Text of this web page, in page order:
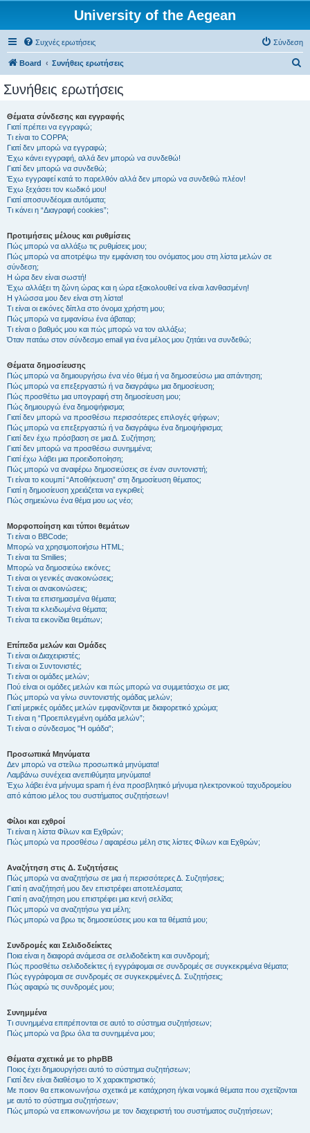
University of the Aegean
Συχνές ερωτήσεις Σύνδεση
Board Συνήθεις ερωτήσεις
Συνήθεις ερωτήσεις
Θέματα σύνδεσης και εγγραφής
Γιατί πρέπει να εγγραφώ;
Τι είναι το COPPA;
Γιατί δεν μπορώ να εγγραφώ;
Έχω κάνει εγγραφή, αλλά δεν μπορώ να συνδεθώ!
Γιατί δεν μπορώ να συνδεθώ;
Έχω εγγραφεί κατά το παρελθόν αλλά δεν μπορώ να συνδεθώ πλέον!
Έχω ξεχάσει τον κωδικό μου!
Γιατί αποσυνδέομαι αυτόματα;
Τι κάνει η “Διαγραφή cookies”;
Προτιμήσεις μέλους και ρυθμίσεις
Πώς μπορώ να αλλάξω τις ρυθμίσεις μου;
Πώς μπορώ να αποτρέψω την εμφάνιση του ονόματος μου στη λίστα μελών σε
σύνδεση;
Η ώρα δεν είναι σωστή!
Έχω αλλάξει τη ζώνη ώρας και η ώρα εξακολουθεί να είναι λανθασμένη!
Η γλώσσα μου δεν είναι στη λίστα!
Τι είναι οι εικόνες δίπλα στο όνομα χρήστη μου;
Πώς μπορώ να εμφανίσω ένα άβαταρ;
Τι είναι ο βαθμός μου και πώς μπορώ να τον αλλάξω;
Όταν πατάω στον σύνδεσμο email για ένα μέλος μου ζητάει να συνδεθώ;
Θέματα δημοσίευσης
Πώς μπορώ να δημιουργήσω ένα νέο θέμα ή να δημοσιεύσω μια απάντηση;
Πώς μπορώ να επεξεργαστώ ή να διαγράψω μια δημοσίευση;
Πώς προσθέτω μια υπογραφή στη δημοσίευση μου;
Πώς δημιουργώ ένα δημοψήφισμα;
Γιατί δεν μπορώ να προσθέσω περισσότερες επιλογές ψήφων;
Πώς μπορώ να επεξεργαστώ ή να διαγράψω ένα δημοψήφισμα;
Γιατί δεν έχω πρόσβαση σε μια Δ. Συζήτηση;
Γιατί δεν μπορώ να προσθέσω συνημμένα;
Γιατί έχω λάβει μια προειδοποίηση;
Πώς μπορώ να αναφέρω δημοσιεύσεις σε έναν συντονιστή;
Τι είναι το κουμπί “Αποθήκευση” στη δημοσίευση θέματος;
Γιατί η δημοσίευση χρειάζεται να εγκριθεί;
Πώς σημειώνω ένα θέμα μου ως νέο;
Μορφοποίηση και τύποι θεμάτων
Τι είναι ο BBCode;
Μπορώ να χρησιμοποιήσω HTML;
Τι είναι τα Smilies;
Μπορώ να δημοσιεύω εικόνες;
Τι είναι οι γενικές ανακοινώσεις;
Τι είναι οι ανακοινώσεις;
Τι είναι τα επισημασμένα θέματα;
Τι είναι τα κλειδωμένα θέματα;
Τι είναι τα εικονίδια θεμάτων;
Επίπεδα μελών και Ομάδες
Τι είναι οι Διαχειριστές;
Τι είναι οι Συντονιστές;
Τι είναι οι ομάδες μελών;
Πού είναι οι ομάδες μελών και πώς μπορώ να συμμετάσχω σε μια;
Πώς μπορώ να γίνω συντονιστής ομάδας μελών;
Γιατί μερικές ομάδες μελών εμφανίζονται με διαφορετικό χρώμα;
Τι είναι η “Προεπιλεγμένη ομάδα μελών”;
Τι είναι ο σύνδεσμος "Η ομάδα”;
Προσωπικά Μηνύματα
Δεν μπορώ να στείλω προσωπικά μηνύματα!
Λαμβάνω συνέχεια ανεπιθύμητα μηνύματα!
Έχω λάβει ένα μήνυμα spam ή ένα προσβλητικό μήνυμα ηλεκτρονικού ταχυδρομείου
από κάποιο μέλος του συστήματος συζητήσεων!
Φίλοι και εχθροί
Τι είναι η λίστα Φίλων και Εχθρών;
Πώς μπορώ να προσθέσω / αφαιρέσω μέλη στις λίστες Φίλων και Εχθρών;
Αναζήτηση στις Δ. Συζητήσεις
Πώς μπορώ να αναζητήσω σε μια ή περισσότερες Δ. Συζητήσεις;
Γιατί η αναζήτησή μου δεν επιστρέφει αποτελέσματα;
Γιατί η αναζήτηση μου επιστρέφει μια κενή σελίδα;
Πώς μπορώ να αναζητήσω για μέλη;
Πώς μπορώ να βρω τις δημοσιεύσεις μου και τα θέματά μου;
Συνδρομές και Σελιδοδείκτες
Ποια είναι η διαφορά ανάμεσα σε σελιδοδείκτη και συνδρομή;
Πώς προσθέτω σελιδοδείκτες ή εγγράφομαι σε συνδρομές σε συγκεκριμένα θέματα;
Πώς εγγράφομαι σε συνδρομές σε συγκεκριμένες Δ. Συζητήσεις;
Πώς αφαιρώ τις συνδρομές μου;
Συνημμένα
Τι συνημμένα επιτρέπονται σε αυτό το σύστημα συζητήσεων;
Πώς μπορώ να βρω όλα τα συνημμένα μου;
Θέματα σχετικά με το phpBB
Ποιος έχει δημιουργήσει αυτό το σύστημα συζητήσεων;
Γιατί δεν είναι διαθέσιμο το Χ χαρακτηριστικό;
Με ποιον θα επικοινωνήσω σχετικά με κατάχρηση ή/και νομικά θέματα που σχετίζονται
με αυτό το σύστημα συζητήσεων;
Πώς μπορώ να επικοινωνήσω με τον διαχειριστή του συστήματος συζητήσεων;